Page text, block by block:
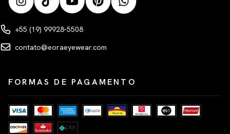
+55 (19) 99928-5508
contato@eoraeyewear.com
FORMAS DE PAGAMENTO